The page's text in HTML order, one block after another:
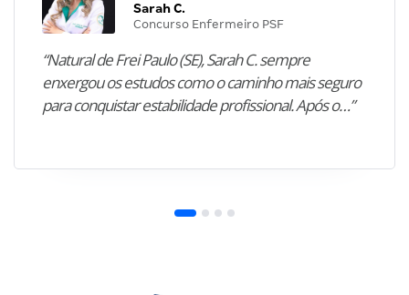
Sarah C.
Concurso Enfermeiro PSF
“Natural de Frei Paulo (SE), Sarah C. sempre
enxergou os estudos como o caminho mais seguro
para conquistar estabilidade profissional. Após o…”